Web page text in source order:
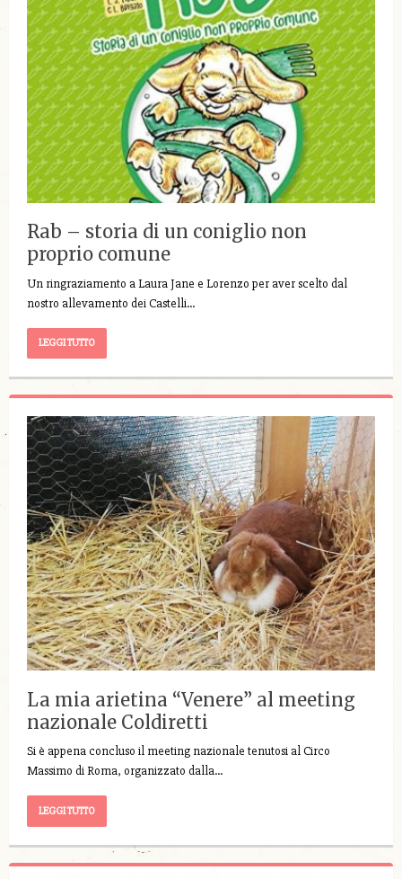
Rab – storia di un coniglio non
proprio comune
Un ringraziamento a Laura Jane e Lorenzo per aver scelto dal
nostro allevamento dei Castelli…
LEGGI TUTTO
La mia arietina “Venere” al meeting
nazionale Coldiretti
Si è appena concluso il meeting nazionale tenutosi al Circo
Massimo di Roma, organizzato dalla…
LEGGI TUTTO